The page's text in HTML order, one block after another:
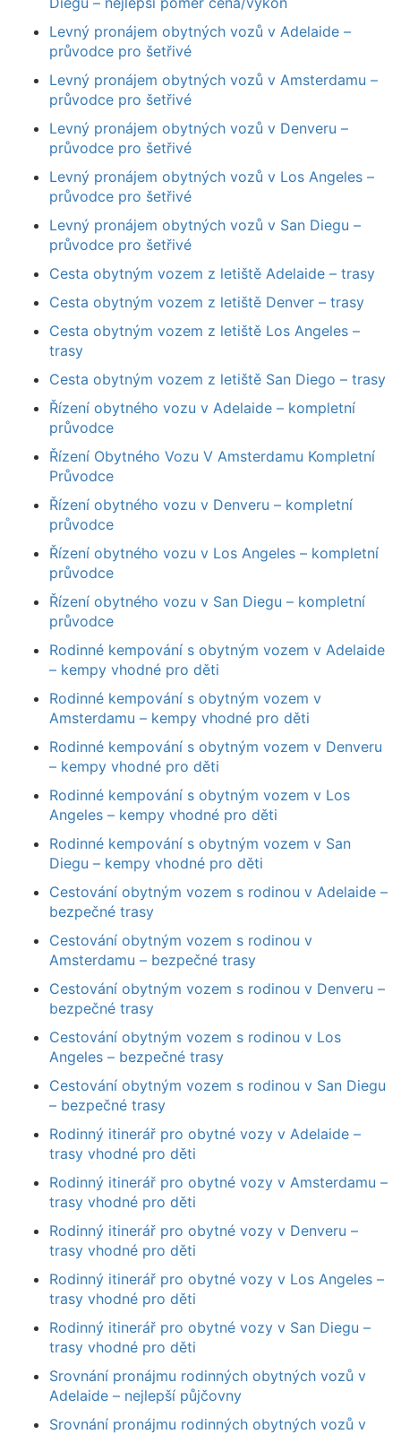
Levný pronájem obytných vozů v Adelaide –
průvodce pro šetřivé
Levný pronájem obytných vozů v Amsterdamu –
průvodce pro šetřivé
Levný pronájem obytných vozů v Denveru –
průvodce pro šetřivé
Levný pronájem obytných vozů v Los Angeles –
průvodce pro šetřivé
Levný pronájem obytných vozů v San Diegu –
průvodce pro šetřivé
Cesta obytným vozem z letiště Adelaide – trasy
Cesta obytným vozem z letiště Denver – trasy
Cesta obytným vozem z letiště Los Angeles –
trasy
Cesta obytným vozem z letiště San Diego – trasy
Řízení obytného vozu v Adelaide – kompletní
průvodce
Řízení Obytného Vozu V Amsterdamu Kompletní
Průvodce
Řízení obytného vozu v Denveru – kompletní
průvodce
Řízení obytného vozu v Los Angeles – kompletní
průvodce
Řízení obytného vozu v San Diegu – kompletní
průvodce
Rodinné kempování s obytným vozem v Adelaide
– kempy vhodné pro děti
Rodinné kempování s obytným vozem v
Amsterdamu – kempy vhodné pro děti
Rodinné kempování s obytným vozem v Denveru
– kempy vhodné pro děti
Rodinné kempování s obytným vozem v Los
Angeles – kempy vhodné pro děti
Rodinné kempování s obytným vozem v San
Diegu – kempy vhodné pro děti
Cestování obytným vozem s rodinou v Adelaide –
bezpečné trasy
Cestování obytným vozem s rodinou v
Amsterdamu – bezpečné trasy
Cestování obytným vozem s rodinou v Denveru –
bezpečné trasy
Cestování obytným vozem s rodinou v Los
Angeles – bezpečné trasy
Cestování obytným vozem s rodinou v San Diegu
– bezpečné trasy
Rodinný itinerář pro obytné vozy v Adelaide –
trasy vhodné pro děti
Rodinný itinerář pro obytné vozy v Amsterdamu –
trasy vhodné pro děti
Rodinný itinerář pro obytné vozy v Denveru –
trasy vhodné pro děti
Rodinný itinerář pro obytné vozy v Los Angeles –
trasy vhodné pro děti
Rodinný itinerář pro obytné vozy v San Diegu –
trasy vhodné pro děti
Srovnání pronájmu rodinných obytných vozů v
Adelaide – nejlepší půjčovny
Srovnání pronájmu rodinných obytných vozů v